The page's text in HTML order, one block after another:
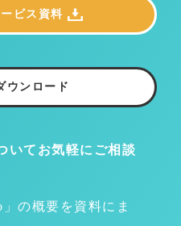
いて お気軽にご相談
の概要を資料にま
ビス資料
ウンロード